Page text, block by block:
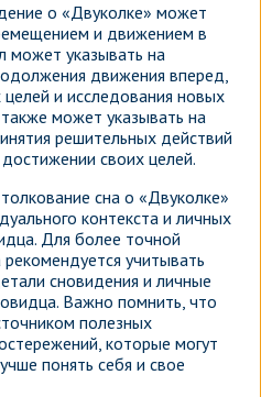
о «Двуколке» может
и движением в
может указывать на
движения вперед,
и исследования новых
может указывать на
решительных действий
своих целей.
сна о «Двуколке»
контекста и личных
Для более точной
учитывать
сновидения и личные
Важно помнить, что
полезных
которые могут
понять себя и свое